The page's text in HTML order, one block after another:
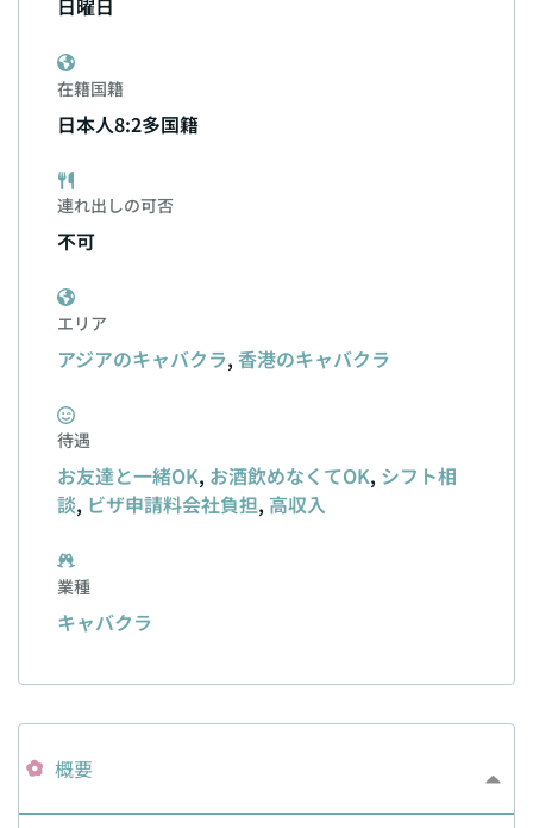
日曜日
在籍国籍
日本人8:2多国籍
連れ出しの可否
不可
エリア
アジアのキャバクラ, 香港のキャバクラ
待遇
お友達と一緒OK, お酒飲めなくてOK, シフト相
談, ビザ申請料会社負担, 高収入
業種
キャバクラ
概要